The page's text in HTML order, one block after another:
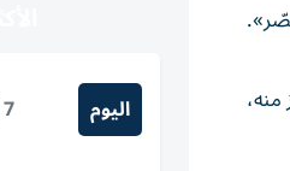
منه،
اليوم 7 أيام